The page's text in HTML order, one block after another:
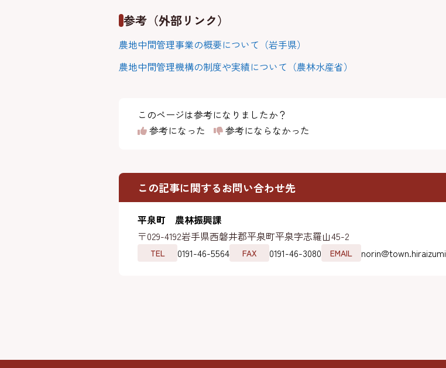
参考（外部リンク）
農地中間管理事業の概要について（岩手県）
農地中間管理機構の制度や実績について（農林水産省）
このページは参考になりましたか？
参考になった
参考にならなかった
この記事に関するお問い合わせ先
平泉町 農林振興課
〒029-4192岩手県西磐井郡平泉町平泉字志羅山45-2
TEL 0191-46-5564 FAX 0191-46-3080 EMAIL